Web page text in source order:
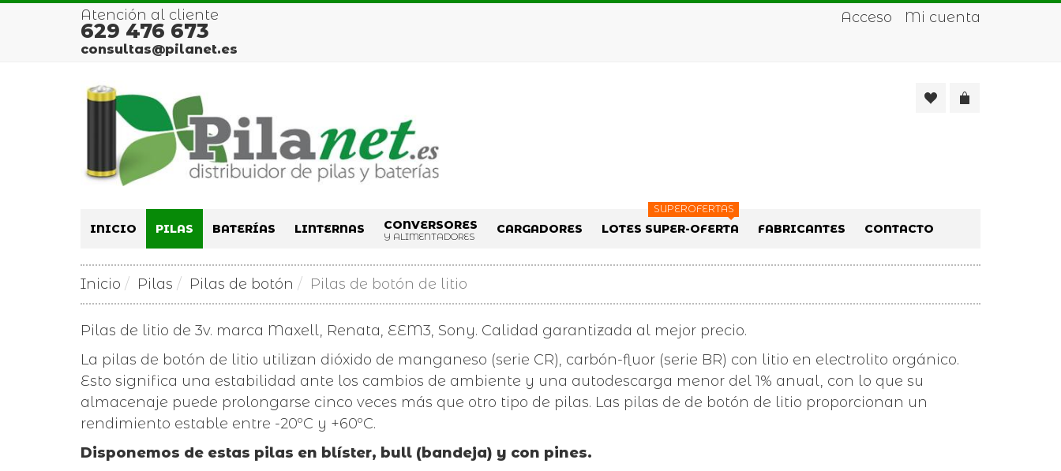
Atención al cliente
629 476 673
consultas@pilanet.es
Acceso Mi cuenta
INICIO PILAS BATERÍAS LINTERNAS CONVERSORES
Y ALIMENTADORES
CARGADORES LOTES SUPER-OFERTA
SUPEROFERTAS
FABRICANTES CONTACTO
Inicio Pilas Pilas de botón Pilas de botón de litio
Pilas de litio de 3v. marca Maxell, Renata, EEM3, Sony. Calidad garantizada al mejor precio.
La pilas de botón de litio utilizan dióxido de manganeso (serie CR), carbón-fluor (serie BR) con litio en electrolito orgánico.
Esto significa una estabilidad ante los cambios de ambiente y una autodescarga menor del 1% anual, con lo que su
almacenaje puede prolongarse cinco veces más que otro tipo de pilas. Las pilas de de botón de litio proporcionan un
rendimiento estable entre -20ºC y +60ºC.
Disponemos de estas pilas en blíster, bull (bandeja) y con pines.